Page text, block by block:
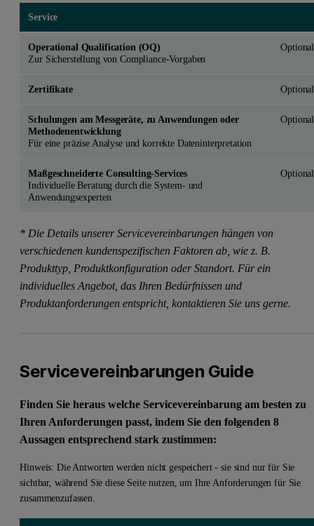
Service
Operational Qualification (OQ)
Zur Sicherstellung von Compliance-Vorgaben
Optional
Zertifikate Optional
Schulungen am Messgeräte, zu Anwendungen oder
Methodenentwicklung
Für eine präzise Analyse und korrekte Dateninterpretation
Optional
Maßgeschneiderte Consulting-Services
Individuelle Beratung durch die System- und
Anwendungsexperten
Optional
* Die Details unserer Servicevereinbarungen hängen von
verschiedenen kundenspezifischen Faktoren ab, wie z. B.
Produkttyp, Produktkonfiguration oder Standort. Für ein
individuelles Angebot, das Ihren Bedürfnissen und
Produktanforderungen entspricht, kontaktieren Sie uns gerne.
Servicevereinbarungen Guide
Finden Sie heraus welche Servicevereinbarung am besten zu
Ihren Anforderungen passt, indem Sie den folgenden 8
Aussagen entsprechend stark zustimmen:
Hinweis: Die Antworten werden nicht gespeichert - sie sind nur für Sie
sichtbar, während Sie diese Seite nutzen, um Ihre Anforderungen für Sie
zusammenzufassen.